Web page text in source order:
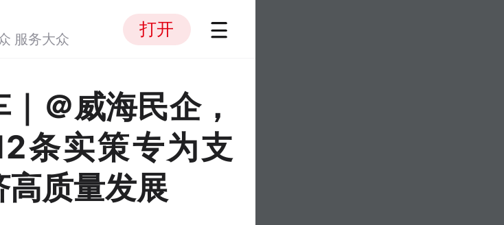
服务大众 打开
＠威海民企，
条实策专为支
质量发展